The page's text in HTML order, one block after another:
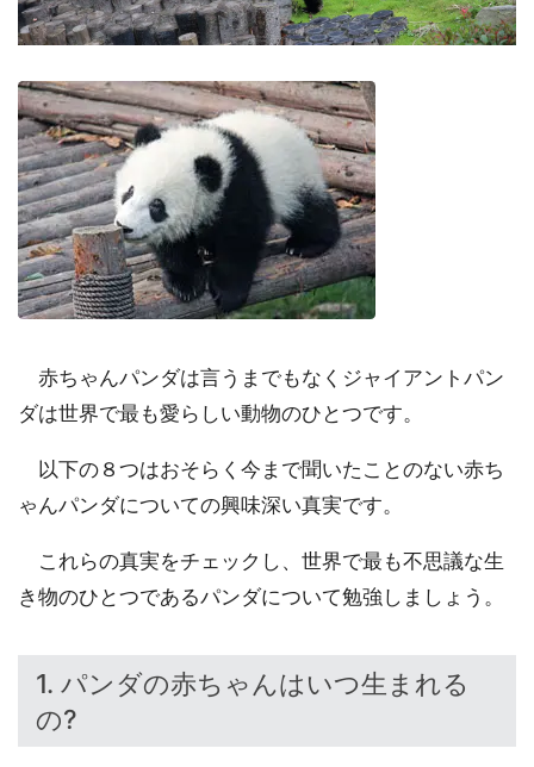
赤ちゃんパンダは言うまでもなくジャイアントパン
ダは世界で最も愛らしい動物のひとつです。
以下の８つはおそらく今まで聞いたことのない赤ち
ゃんパンダについての興味深い真実です。
これらの真実をチェックし、世界で最も不思議な生
き物のひとつであるパンダについて勉強しましょう。
1. パンダの赤ちゃんはいつ生まれる
の?